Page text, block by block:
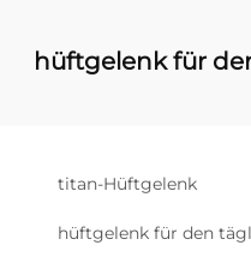
hüftgelenk für
titan-Hüftgelenk
hüftgelenk für den